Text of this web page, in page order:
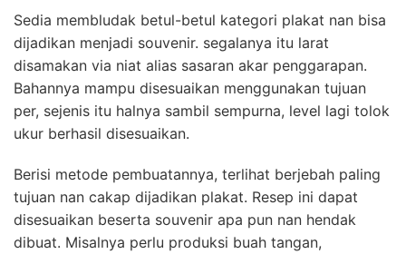
Sedia membludak betul-betul kategori plakat nan bisa
dijadikan menjadi souvenir. segalanya itu larat
disamakan via niat alias sasaran akar penggarapan.
Bahannya mampu disesuaikan menggunakan tujuan
per, sejenis itu halnya sambil sempurna, level lagi tolok
ukur berhasil disesuaikan.
Berisi metode pembuatannya, terlihat berjebah paling
tujuan nan cakap dijadikan plakat. Resep ini dapat
disesuaikan beserta souvenir apa pun nan hendak
dibuat. Misalnya perlu produksi buah tangan,